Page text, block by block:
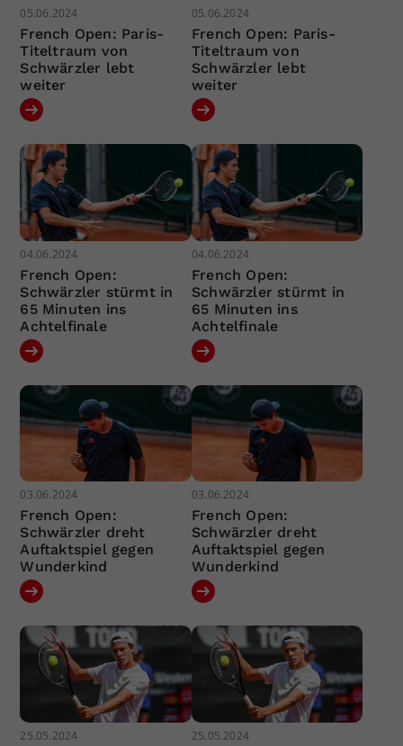
05.06.2024
French Open: Paris-
Titeltraum von
Schwärzler lebt
weiter
05.06.2024
French Open: Paris-
Titeltraum von
Schwärzler lebt
weiter
04.06.2024
French Open:
Schwärzler stürmt in
65 Minuten ins
Achtelfinale
04.06.2024
French Open:
Schwärzler stürmt in
65 Minuten ins
Achtelfinale
03.06.2024
French Open:
Schwärzler dreht
Auftaktspiel gegen
Wunderkind
03.06.2024
French Open:
Schwärzler dreht
Auftaktspiel gegen
Wunderkind
25.05.2024 25.05.2024